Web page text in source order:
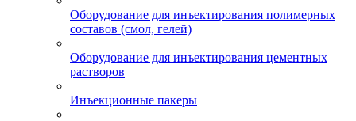
Оборудование для инъектирования полимерных
составов (смол, гелей)
Оборудование для инъектирования цементных
растворов
Инъекционные пакеры